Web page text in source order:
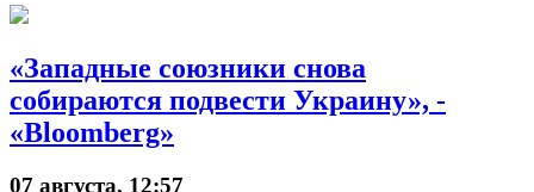
«Западные союзники снова
собираются подвести Украину», -
«Bloomberg»
07 августа, 12:57